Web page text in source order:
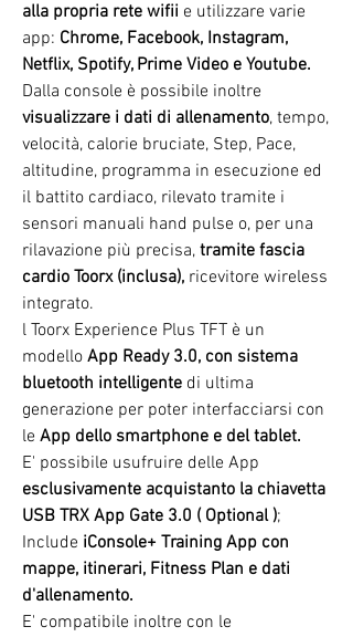
alla propria rete wifii e utilizzare varie
app: Chrome, Facebook, Instagram,
Netflix, Spotify, Prime Video e Youtube.
Dalla console è possibile inoltre
visualizzare i dati di allenamento, tempo,
velocità, calorie bruciate, Step, Pace,
altitudine, programma in esecuzione ed
il battito cardiaco, rilevato tramite i
sensori manuali hand pulse o, per una
rilavazione più precisa, tramite fascia
cardio Toorx (inclusa), ricevitore wireless
integrato.
l Toorx Experience Plus TFT è un
modello App Ready 3.0, con sistema
bluetooth intelligente di ultima
generazione per poter interfacciarsi con
le App dello smartphone e del tablet.
E' possibile usufruire delle App
esclusivamente acquistanto la chiavetta
USB TRX App Gate 3.0 ( Optional );
Include iConsole+ Training App con
mappe, itinerari, Fitness Plan e dati
d'allenamento.
E' compatibile inoltre con le